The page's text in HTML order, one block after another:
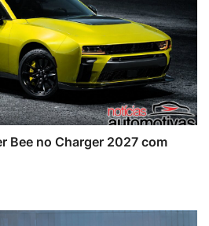
Bee no Charger 2027 com